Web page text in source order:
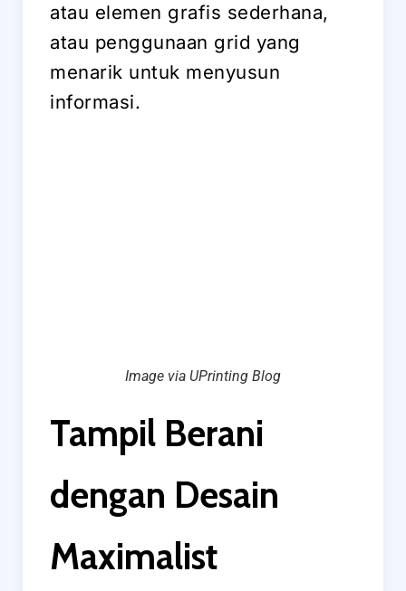
atau elemen grafis sederhana,
atau penggunaan grid yang
menarik untuk menyusun
informasi.
Image via UPrinting Blog
Tampil Berani
dengan Desain
Maximalist